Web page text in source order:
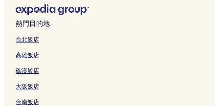
i
n
的
連
n
a
n
的
結
連
結
結
a
n
C
h
h
a
n
T
o
o
r
t
H
t
l
的
連
結
i
n
a
n
o
g
K
a
n
連
結
u
r
a
z
k
的
連
結
i
n
a
n
連
的
連
結
a
v
e
l
連
a
n
A
n
i
g
的
連
結
l
-
T
a
n
n
的
連
結
熱門目的地
台北飯店
高雄飯店
礁溪飯店
大阪飯店
台南飯店